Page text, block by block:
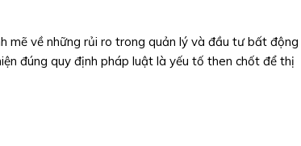
mẽ về những rủi ro trong quản lý và đầu tư bất động
đúng quy định pháp luật là yếu tố then chốt để thị